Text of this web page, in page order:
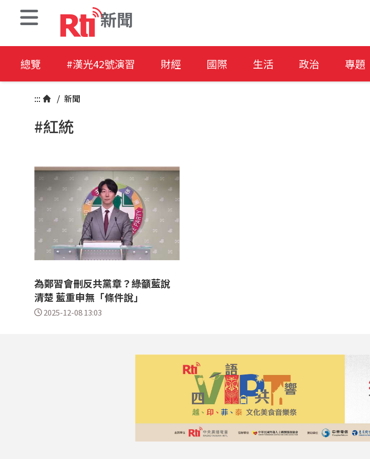
新聞
總覽 #漢光42號演習 財經 國際 生活 政治 專題
::: / 新聞
#紅統
為鄭習會刪反共黨章？綠籲藍說
清楚 藍重申無「條件說」
2025-12-08 13:03